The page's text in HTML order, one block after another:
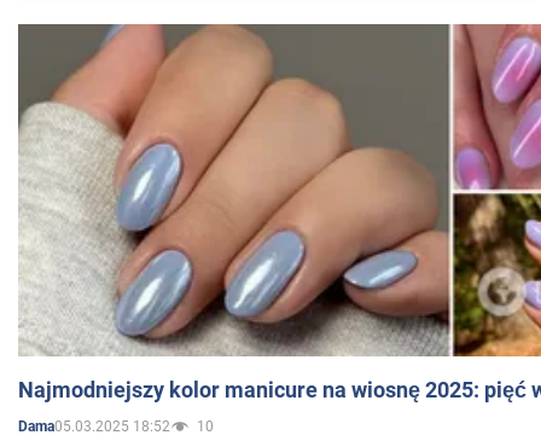
Najmodniejszy kolor manicure na wiosnę 2025: pięć
Dama05.03.2025 18:52 10